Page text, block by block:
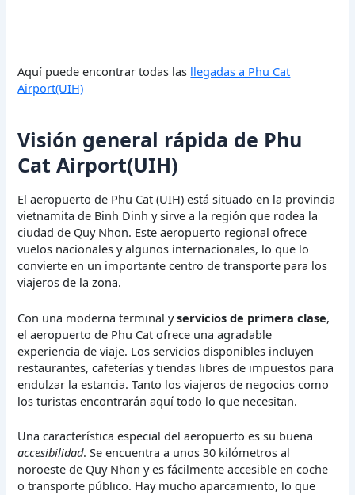
Aquí puede encontrar todas las llegadas a Phu Cat
Airport(UIH)
Visión general rápida de Phu
Cat Airport(UIH)
El aeropuerto de Phu Cat (UIH) está situado en la provincia
vietnamita de Binh Dinh y sirve a la región que rodea la
ciudad de Quy Nhon. Este aeropuerto regional ofrece
vuelos nacionales y algunos internacionales, lo que lo
convierte en un importante centro de transporte para los
viajeros de la zona.
Con una moderna terminal yservicios de primera clase,
el aeropuerto de Phu Cat ofrece una agradable
experiencia de viaje. Los servicios disponibles incluyen
restaurantes, cafeterías y tiendas libres de impuestos para
endulzar la estancia. Tanto los viajeros de negocios como
los turistas encontrarán aquí todo lo que necesitan.
Una característica especial del aeropuerto es su buena
accesibilidad. Se encuentra a unos 30 kilómetros al
noroeste de Quy Nhon y es fácilmente accesible en coche
o transporte público. Hay mucho aparcamiento, lo que